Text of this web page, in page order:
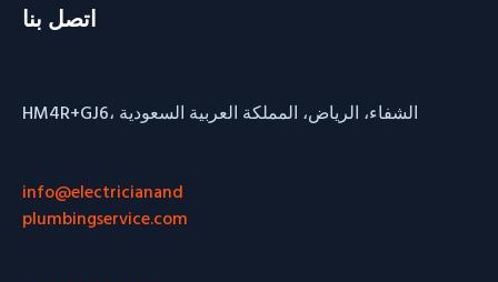
اتصل بنا
HM4R+GJ6، الشفاء، الرياض، المملكة العربية السعودية
info@electricianand
plumbingservice.com